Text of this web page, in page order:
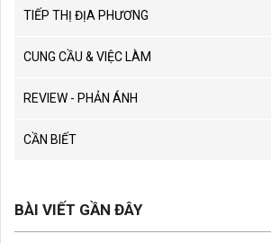
TIẾP THỊ ĐỊA PHƯƠNG
CUNG CẦU & VIỆC LÀM
REVIEW - PHẢN ÁNH
CẦN BIẾT
BÀI VIẾT GẦN ĐÂY